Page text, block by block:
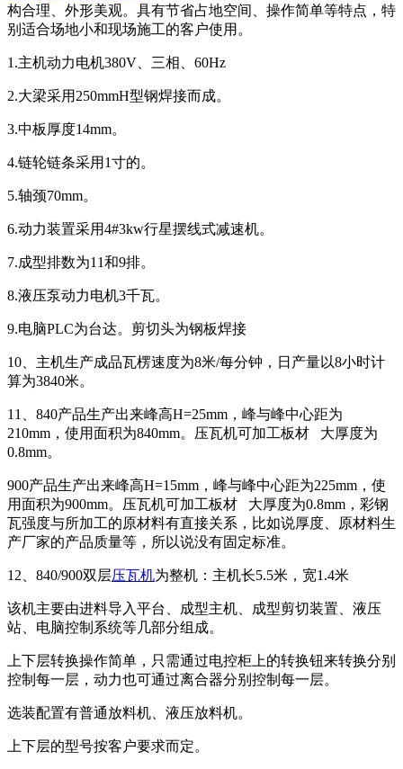
构合理、外形美观。具有节省占地空间、操作简单等特点，特
别适合场地小和现场施工的客户使用。
1.主机动力电机380V、三相、60Hz
2.大梁采用250mmH型钢焊接而成。
3.中板厚度14mm。
4.链轮链条采用1寸的。
5.轴颈70mm。
6.动力装置采用4#3kw行星摆线式减速机。
7.成型排数为11和9排。
8.液压泵动力电机3千瓦。
9.电脑PLC为台达。剪切头为钢板焊接
10、主机生产成品瓦楞速度为8米/每分钟，日产量以8小时计
算为3840米。
11、840产品生产出来峰高H=25mm，峰与峰中心距为
210mm，使用面积为840mm。压瓦机可加工板材 大厚度为
0.8mm。
900产品生产出来峰高H=15mm，峰与峰中心距为225mm，使
用面积为900mm。压瓦机可加工板材 大厚度为0.8mm，彩钢
瓦强度与所加工的原材料有直接关系，比如说厚度、原材料生
产厂家的产品质量等，所以说没有固定标准。
12、840/900双层压瓦机为整机：主机长5.5米，宽1.4米
该机主要由进料导入平台、成型主机、成型剪切装置、液压
站、电脑控制系统等几部分组成。
上下层转换操作简单，只需通过电控柜上的转换钮来转换分别
控制每一层，动力也可通过离合器分别控制每一层。
选装配置有普通放料机、液压放料机。
上下层的型号按客户要求而定。